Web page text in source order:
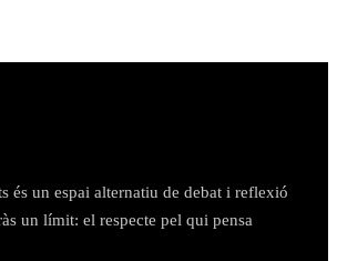
és un espai alternatiu de debat i reflexió
un límit: el respecte pel qui pensa